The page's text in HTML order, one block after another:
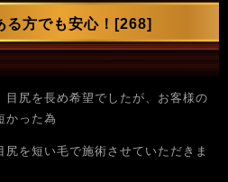
る方でも安心！[268]
目尻を長め希望でしたが、お客様の
かった為
を短い毛で施術させていただきま